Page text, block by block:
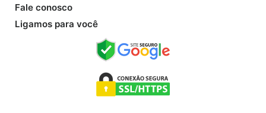
Fale conosco
Ligamos para você